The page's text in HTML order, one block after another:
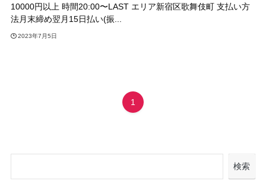
10000円以上 時間20:00〜LAST エリア新宿区歌舞伎町 支払い方
法月末締め翌月15日払い(振...
2023年7月5日
1
検索